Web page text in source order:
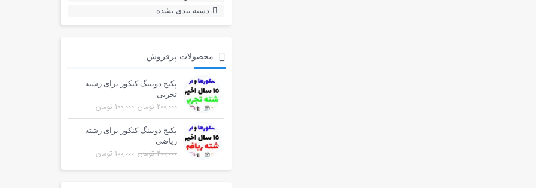
دسته بندی نشده
محصولات پرفروش
پکیج دوپینگ کنکور برای رشته
تجربی
200,000 تومان 100,000 تومان
پکیج دوپینگ کنکور برای رشته
ریاضی
200,000 تومان 100,000 تومان